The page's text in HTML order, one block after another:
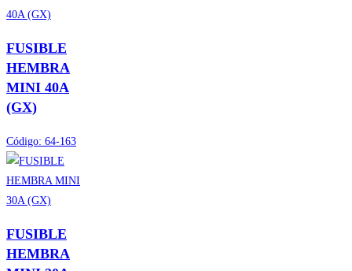
FUSIBLE
HEMBRA
MINI 40A
(GX)
Código: 64-163
FUSIBLE
HEMBRA